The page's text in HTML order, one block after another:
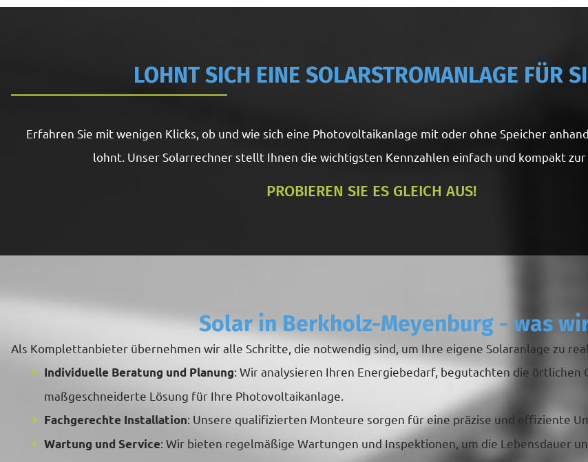
LOHNT SICH EINE SOLARSTROMANLAGE FÜR
Erfahren Sie mit wenigen Klicks, ob und wie sich eine Photovoltaikanlage mit oder ohne Speicher
lohnt. Unser Solarrechner stellt Ihnen die wichtigsten Kennzahlen einfach und kompakt zur
PROBIEREN SIE ES GLEICH AUS!
Solar in Berkholz-Meyenburg - was
Als Komplettanbieter übernehmen wir alle Schritte, die notwendig sind, um Ihre eigene Solaranlage zu
Individuelle Beratung und Planung: Wir analysieren Ihren Energiebedarf, begutachten die
maßgeschneiderte Lösung für Ihre Photovoltaikanlage.
Fachgerechte Installation: Unsere qualifizierten Monteure sorgen für eine präzise und effiziente
Wartung und Service: Wir bieten regelmäßige Wartungen und Inspektionen, um die Lebensdauer